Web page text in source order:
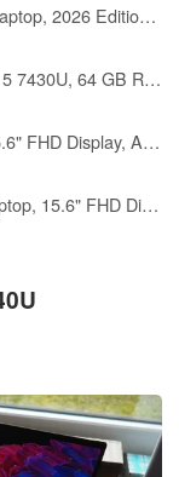
NIMO 15.6" AI Ready Gaming Laptop, 2026 Edition AMD Ryzen 5 6600H(6-Core, Beat Ryzen 7 7730U), 16GB DDR5 RAM 512GB PCIe4.0 SSD, Radeon 660M, Backlit Keyboard, 2-Yr Warranty, for Video Editing Business
HP 17 inch Laptop, AMD Ryzen 5 7430U, 64 GB RAM, 4 TB SSD, 17.3" FHD Display, AMD Radeon Graphics, Long Battery Life, Anti-Glare,Wi-Fi 6, Microsoft Office Lifetime License & Windows 11 Pro
HP 255 G8 Business Laptop, 15.6" FHD Display, AMD Ryzen 5 5500U Hexa-core Processor (Beat Intel i7-1065G7), 8GB RAM, 256GB SSD, Windows 11 Pro with Office 365 for Web, Multiple Ports,
ASUS 2023 Vivobook Go 15 Laptop, 15.6" FHD Display, AMD Ryzen 5 7520U Processor, 8GB RAM, 512GB SSD, Windows 11 Home, Mixed Black, E1504FA-AS52